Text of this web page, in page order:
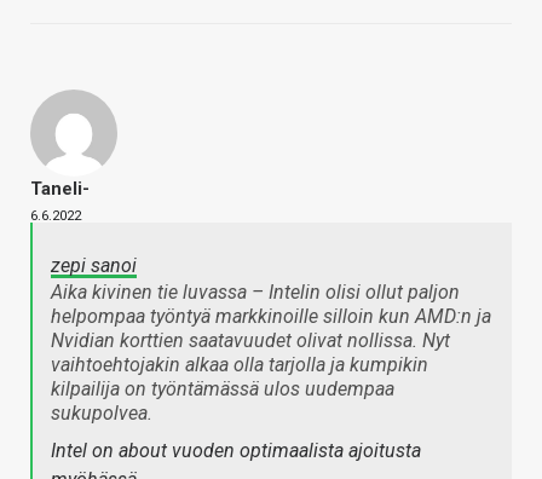
Taneli-
6.6.2022
zepi sanoi
Aika kivinen tie luvassa – Intelin olisi ollut paljon
helpompaa työntyä markkinoille silloin kun AMD:n ja
Nvidian korttien saatavuudet olivat nollissa. Nyt
vaihtoehtojakin alkaa olla tarjolla ja kumpikin
kilpailija on työntämässä ulos uudempaa
sukupolvea.
Intel on about vuoden optimaalista ajoitusta